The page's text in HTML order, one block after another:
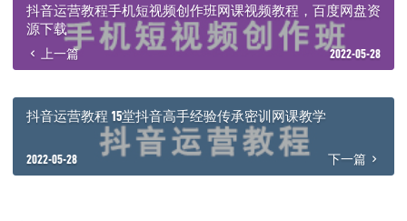
抖音运营教程手机短视频创作班网课视频教程，百度网盘资
源下载
上一篇 2022-05-28
抖音运营教程 15堂抖音高手经验传承密训网课教学
2022-05-28 下一篇